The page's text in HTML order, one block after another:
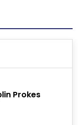
Prokes